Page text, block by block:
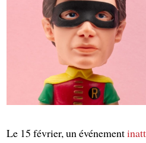
Le 15 février, un événement